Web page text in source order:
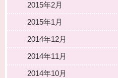
2015年2月
2015年1月
2014年12月
2014年11月
2014年10月